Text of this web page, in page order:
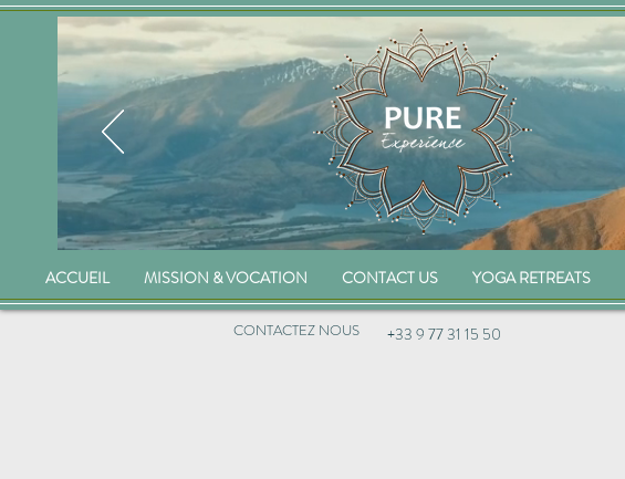
ACCUEIL MISSION & VOCATION CONTACT US YOGA RETREATS
CONTACTEZ NOUS +33 9 77 31 15 50